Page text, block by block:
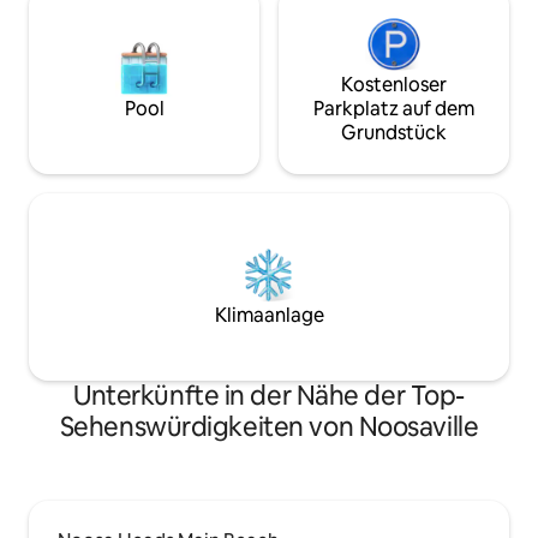
Pool
Kostenloser
Parkplatz auf dem
Grundstück
Klimaanlage
Unterkünfte in der Nähe der Top-
Sehenswürdigkeiten von Noosaville